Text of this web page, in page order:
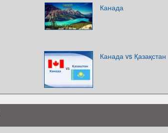
Канада
Канада vs Қазақстан